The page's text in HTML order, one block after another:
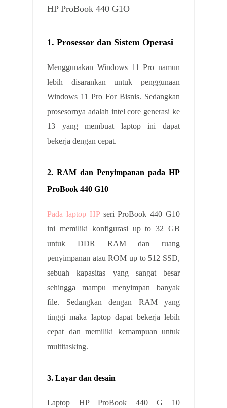
HP ProBook 440 G1O
1. Prosessor dan Sistem Operasi
Menggunakan Windows 11 Pro namun
lebih disarankan untuk penggunaan
Windows 11 Pro For Bisnis. Sedangkan
prosesornya adalah intel core generasi ke
13 yang membuat laptop ini dapat
bekerja dengan cepat.
2. RAM dan Penyimpanan pada HP
ProBook 440 G10
Pada laptop HPseri ProBook 440 G10
ini memiliki konfigurasi up to 32 GB
untuk DDR RAM dan ruang
penyimpanan atau ROM up to 512 SSD,
sebuah kapasitas yang sangat besar
sehingga mampu menyimpan banyak
file. Sedangkan dengan RAM yang
tinggi maka laptop dapat bekerja lebih
cepat dan memiliki kemampuan untuk
multitasking.
3. Layar dan desain
Laptop HP ProBook 440 G 10